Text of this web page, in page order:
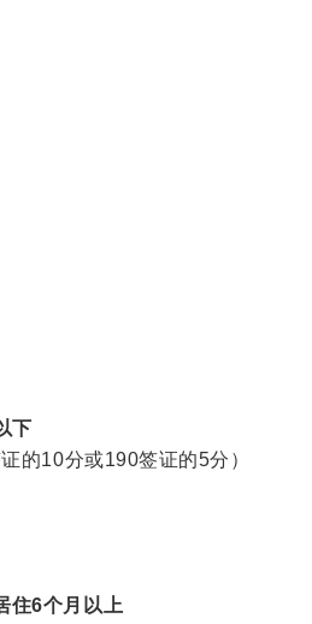
下
的10分或190签证的5分）
住6个月以上